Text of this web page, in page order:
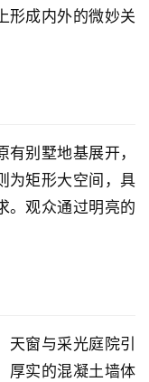
形成内外的微妙关
别墅地基展开，
为矩形大空间，具
。观众通过明亮的
窗与采光庭院引
厚实的混凝土墙体